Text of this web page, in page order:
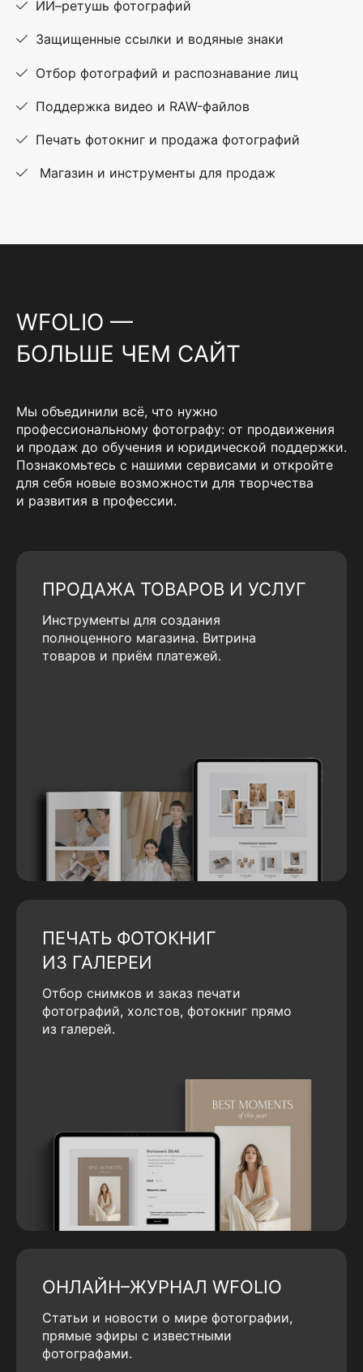
ИИ–ретушь фотографий
Защищенные ссылки и водяные знаки
Отбор фотографий и распознавание лиц
Поддержка видео и RAW-файлов
Печать фотокниг и продажа фотографий
Магазин и инструменты для продаж
WFOLIO —
БОЛЬШЕ ЧЕМ САЙТ
Мы объединили всё, что нужно
профессиональному фотографу: от продвижения
и продаж до обучения и юридической поддержки.
Познакомьтесь с нашими сервисами и откройте
для себя новые возможности для творчества
и развития в профессии.
ПРОДАЖА ТОВАРОВ И УСЛУГ
Инструменты для создания
полноценного магазина. Витрина
товаров и приём платежей.
ПЕЧАТЬ ФОТОКНИГ
ИЗ ГАЛЕРЕИ
Отбор снимков и заказ печати
фотографий, холстов, фотокниг прямо
из галерей.
ОНЛАЙН–ЖУРНАЛ WFOLIO
Статьи и новости о мире фотографии,
прямые эфиры с известными
фотографами.